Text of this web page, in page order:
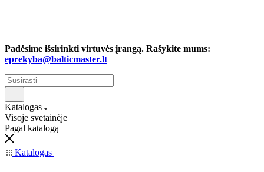
Padėsime išsirinkti virtuvės įrangą. Rašykite mums:
eprekyba@balticmaster.lt
Katalogas
Visoje svetainėje
Pagal katalogą
Katalogas